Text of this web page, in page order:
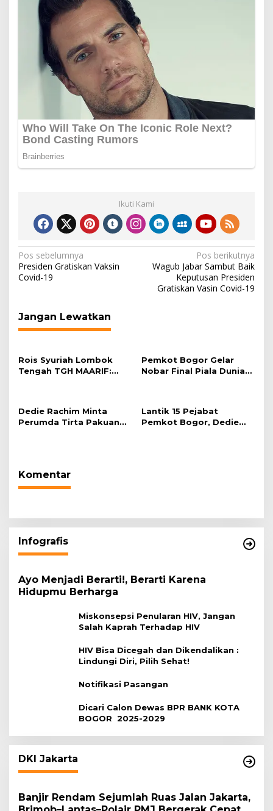
Ikuti Kami
Navigasi
pos
Pos sebelumnya
Presiden Gratiskan Vaksin
Covid-19
Pos berikutnya
Wagub Jabar Sambut Baik
Keputusan Presiden
Gratiskan Vasin Covid-19
Jangan Lewatkan
Rois Syuriah Lombok
Tengah TGH MAARIF:
Pemkot Bogor Gelar
Nobar Final Piala Dunia
Dedie Rachim Minta
Perumda Tirta Pakuan
Lantik 15 Pejabat
Pemkot Bogor, Dedie
Komentar
Infografis
Ayo Menjadi Berarti!, Berarti Karena
Hidupmu Berharga
Miskonsepsi Penularan HIV, Jangan
Salah Kaprah Terhadap HIV
HIV Bisa Dicegah dan Dikendalikan :
Lindungi Diri, Pilih Sehat!
Notifikasi Pasangan
Dicari Calon Dewas BPR BANK KOTA
BOGOR 2025-2029
DKI Jakarta
Banjir Rendam Sejumlah Ruas Jalan Jakarta,